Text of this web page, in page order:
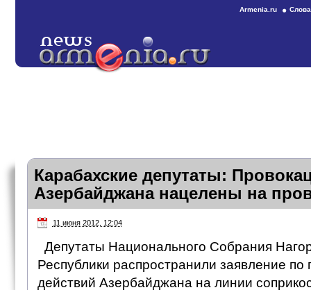
Armenia.ru
Карабахские депутаты:
Азербайджана нацелены на
11 июня 2012, 12:04
Депутаты Национального Собрания
Республики распространили заявление по
действий Азербайджана на линии